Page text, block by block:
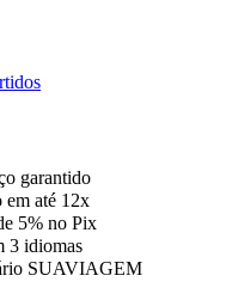
garantido
em até 12x
5% no Pix
3 idiomas
SUAVIAGEM